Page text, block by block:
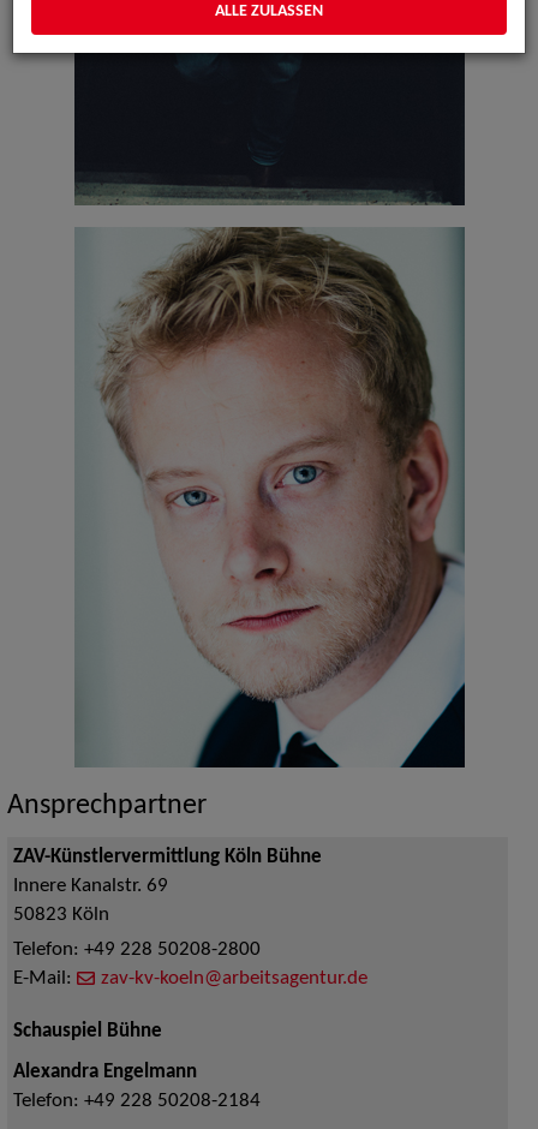
Ansprechpartner
ZAV-Künstlervermittlung Köln Bühne
Innere Kanalstr. 69
50823 Köln
Telefon: +49 228 50208-2800
E-Mail:
zav-kv-koeln@arbeitsagentur.de
Schauspiel Bühne
Alexandra Engelmann
Telefon: +49 228 50208-2184
ALLE ZULASSEN